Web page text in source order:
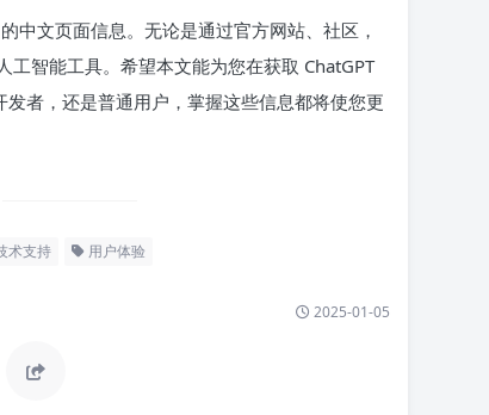
中文页面信息。无论是通过官方网站、社区，
智能工具。希望本文能为您在获取 ChatGPT
者，还是普通用户，掌握这些信息都将使您更
术支持 用户体验
2025-01-05